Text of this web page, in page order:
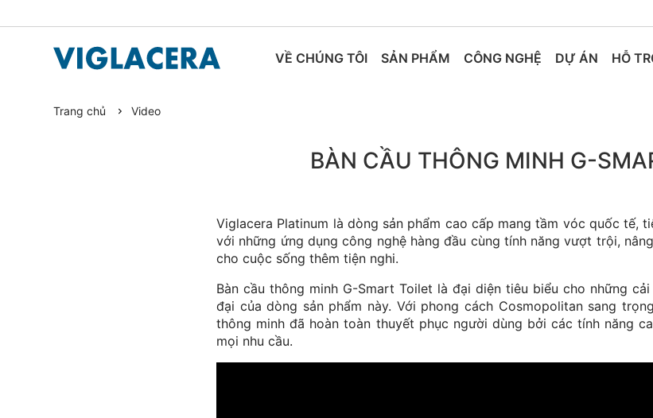
VỀ CHÚNG TÔI SẢN PHẨM CÔNG NGHỆ DỰ ÁN HỖ
Trang chủ Video
BÀN CẦU THÔNG MINH G-
Viglacera Platinum là dòng sản phẩm cao cấp mang tầm vóc quốc tế,
với những ứng dụng công nghệ hàng đầu cùng tính năng vượt trội,
cho cuộc sống thêm tiện nghi.
Bàn cầu thông minh G-Smart Toilet là đại diện tiêu biểu cho những
đại của dòng sản phẩm này. Với phong cách Cosmopolitan sang
thông minh đã hoàn toàn thuyết phục người dùng bởi các tính năng
mọi nhu cầu.